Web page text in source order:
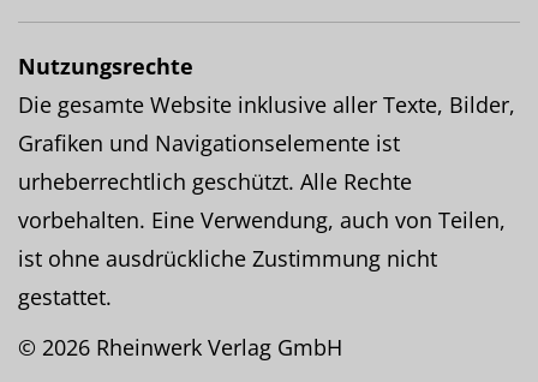
Nutzungsrechte
Die gesamte Website inklusive aller Texte, Bilder,
Grafiken und Navigationselemente ist
urheberrechtlich geschützt. Alle Rechte
vorbehalten. Eine Verwendung, auch von Teilen,
ist ohne ausdrückliche Zustimmung nicht
gestattet.
© 2026 Rheinwerk Verlag GmbH